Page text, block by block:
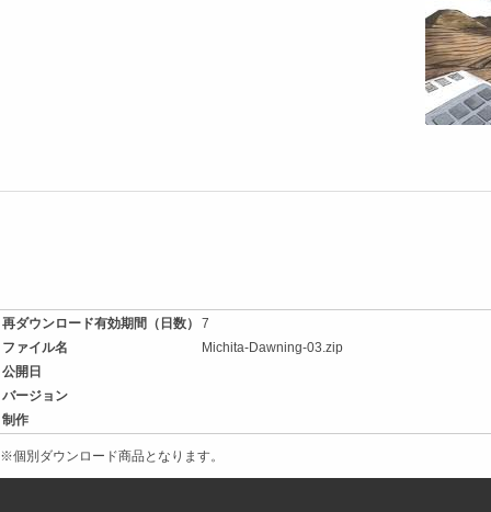
再ダウンロード有効期間（日数）
7
ファイル名
Michita-Dawning-03.zip
公開日
バージョン
制作
※個別ダウンロード商品となります。